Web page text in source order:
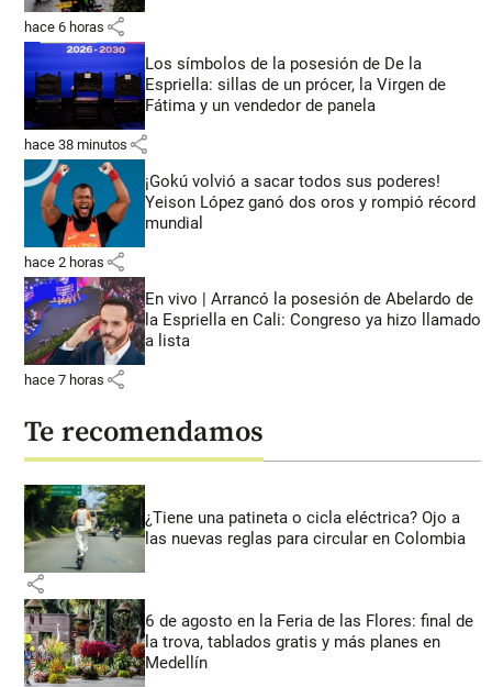
hace 6 horas share
Los símbolos de la posesión de De la
Espriella: sillas de un prócer, la Virgen de
Fátima y un vendedor de panela
hace 38 minutos share
¡Gokú volvió a sacar todos sus poderes!
Yeison López ganó dos oros y rompió récord
mundial
hace 2 horas share
En vivo | Arrancó la posesión de Abelardo de
la Espriella en Cali: Congreso ya hizo llamado
a lista
hace 7 horas share
Te recomendamos
¿Tiene una patineta o cicla eléctrica? Ojo a
las nuevas reglas para circular en Colombia
share
6 de agosto en la Feria de las Flores: final de
la trova, tablados gratis y más planes en
Medellín